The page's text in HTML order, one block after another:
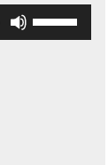
Utilisez
les